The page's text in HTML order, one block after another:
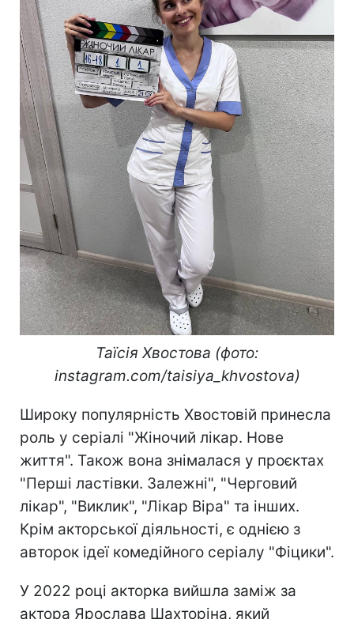
Таїсія Хвостова (фото:
instagram.com/taisiya_khvostova)
Широку популярність Хвостовій принесла
роль у серіалі "Жіночий лікар. Нове
життя". Також вона знімалася у проєктах
"Перші ластівки. Залежні", "Черговий
лікар", "Виклик", "Лікар Віра" та інших.
Крім акторської діяльності, є однією з
авторок ідеї комедійного серіалу "Фіцики".
У 2022 році акторка вийшла заміж за
актора Ярослава Шахторіна, який